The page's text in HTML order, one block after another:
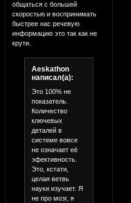
общаться с большей
скоростью и воспринимать
быстрее нас речевую
информацию это так как не
крути.
Aeskathon
написал(а):
Это 100% не
показатель.
Количество
ключевых
деталей в
системе вовсе
не означает её
эфективность.
Это, кстати,
целая ветвь
науки изучает. Я
не про мозг, я